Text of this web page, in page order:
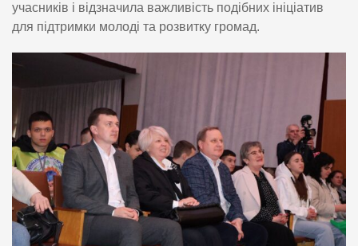
учасників і відзначила важливість подібних ініціатив
для підтримки молоді та розвитку громад.